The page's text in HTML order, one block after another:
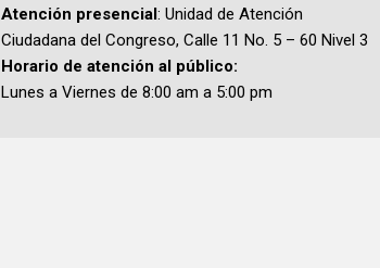
Atención presencial: Unidad de Atención
Ciudadana del Congreso, Calle 11 No. 5 – 60 Nivel 3
Horario de atención al público:
Lunes a Viernes de 8:00 am a 5:00 pm